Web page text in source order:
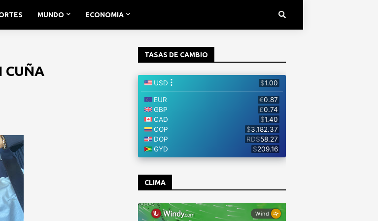
MUNDO ECONOMIA
CUÑA
TASAS DE CAMBIO
CLIMA